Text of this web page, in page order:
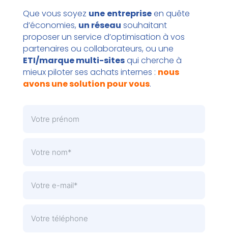
Que vous soyez une entrepriseen quête
d’économies, un réseau souhaitant
proposer un service d’optimisation à vos
partenaires ou collaborateurs, ou une
ETI/marque multi-sitesqui cherche à
mieux piloter ses achats internes : nous
avons une solution pour vous.